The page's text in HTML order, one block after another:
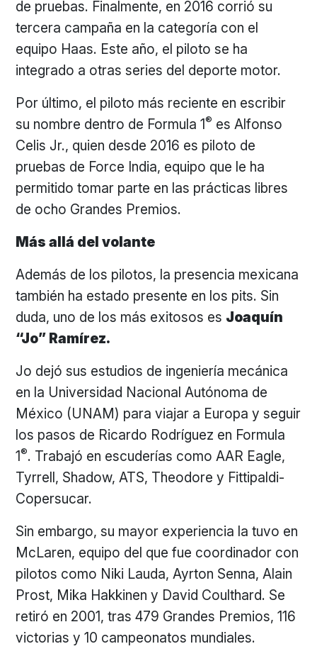
de pruebas. Finalmente, en 2016 corrió su
tercera campaña en la categoría con el
equipo Haas. Este año, el piloto se ha
integrado a otras series del deporte motor.
Por último, el piloto más reciente en escribir
su nombre dentro de Formula 1® es Alfonso
Celis Jr., quien desde 2016 es piloto de
pruebas de Force India, equipo que le ha
permitido tomar parte en las prácticas libres
de ocho Grandes Premios.
Más allá del volante
Además de los pilotos, la presencia mexicana
también ha estado presente en los pits. Sin
duda, uno de los más exitosos es Joaquín
“Jo” Ramírez.
Jo dejó sus estudios de ingeniería mecánica
en la Universidad Nacional Autónoma de
México (UNAM) para viajar a Europa y seguir
los pasos de Ricardo Rodríguez en Formula
1®. Trabajó en escuderías como AAR Eagle,
Tyrrell, Shadow, ATS, Theodore y Fittipaldi-
Copersucar.
Sin embargo, su mayor experiencia la tuvo en
McLaren, equipo del que fue coordinador con
pilotos como Niki Lauda, Ayrton Senna, Alain
Prost, Mika Hakkinen y David Coulthard. Se
retiró en 2001, tras 479 Grandes Premios, 116
victorias y 10 campeonatos mundiales.